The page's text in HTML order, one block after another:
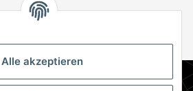
Alle akzeptieren